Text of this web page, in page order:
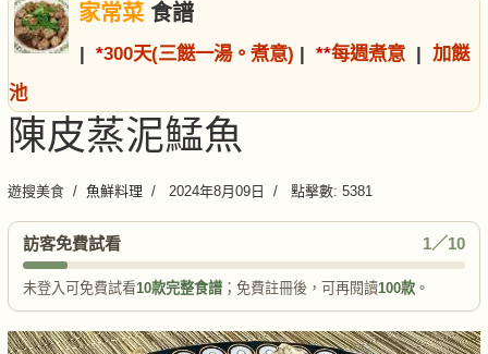
家常菜食譜
| *300天(三餸一湯。煮意) | **每週煮意 | 加餸
池
陳皮蒸泥鯭魚
遊搜美食 魚鮮料理 2024年8月09日 點擊數: 5381
訪客免費試看 1／10
未登入可免費試看10款完整食譜 ；免費註冊後，可再閱讀100款 。